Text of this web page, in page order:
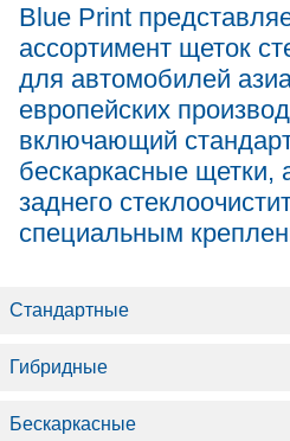
Blue Print
ассортимент щеток
для автомобилей
европейских
включающий
бескаркасные щетки,
заднего
специальным
Стандартные
Гибридные
Бескаркасные